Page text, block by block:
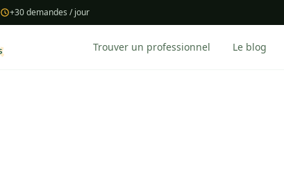
+30 demandes / jour
Trouver un professionnel Le blog